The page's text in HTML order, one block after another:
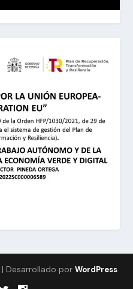
| Desarrollado por WordPress